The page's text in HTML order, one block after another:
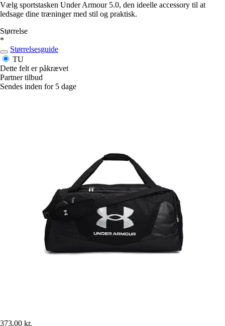
Vælg sportstasken Under Armour 5.0, den ideelle accessory til at
ledsage dine træninger med stil og praktisk.
Størrelse
*
Størrelsesguide
TU
Dette felt er påkrævet
Partner tilbud
Sendes inden for 5 dage
373,00 kr.